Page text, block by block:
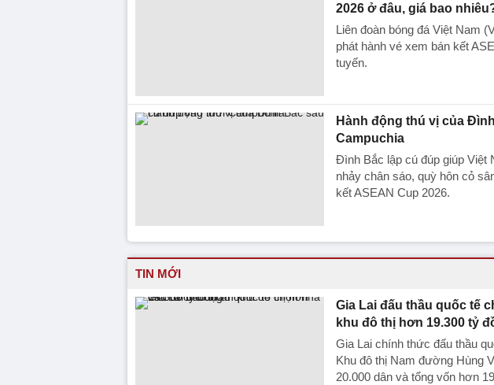
2026 ở đâu, giá bao
Liên đoàn bóng đá Việt Nam
phát hành vé xem bán kết
tuyến.
Hành động thú vị của
Campuchia
Đình Bắc lập cú đúp giúp Việt
nhảy chân sáo, quỳ hôn cỏ
kết ASEAN Cup 2026.
TIN MỚI
Gia Lai đấu thầu quốc tế
khu đô thị hơn 19.300 tỷ
Gia Lai chính thức đấu thầu
Khu đô thị Nam đường Hùng
20.000 dân và tổng vốn hơn